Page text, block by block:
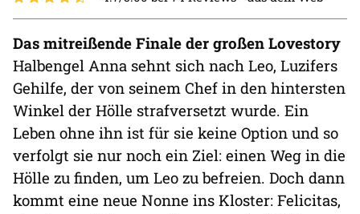
Das mitreißende Finale der großen Lovestory
Halbengel Anna sehnt sich nach Leo, Luzifers
Gehilfe, der von seinem Chef in den hintersten
Winkel der Hölle strafversetzt wurde. Ein
Leben ohne ihn ist für sie keine Option und so
verfolgt sie nur noch ein Ziel: einen Weg in die
Hölle zu finden, um Leo zu befreien. Doch dann
kommt eine neue Nonne ins Kloster: Felicitas,